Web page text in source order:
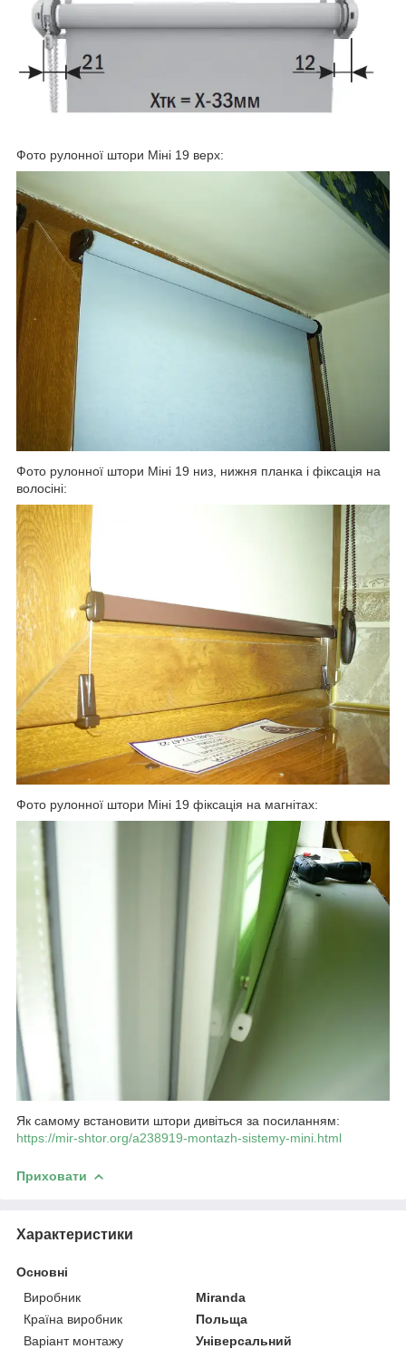
Фото рулонної штори Міні 19 верх:
Фото рулонної штори Міні 19 низ, нижня планка і фіксація на
волосіні:
Фото рулонної штори Міні 19 фіксація на магнітах:
Як самому встановити штори дивіться за посиланням:
https://mir-shtor.org/a238919-montazh-sistemy-mini.html
Приховати
Характеристики
Основні
Виробник
Miranda
Країна виробник
Польща
Варіант монтажу
Універсальний